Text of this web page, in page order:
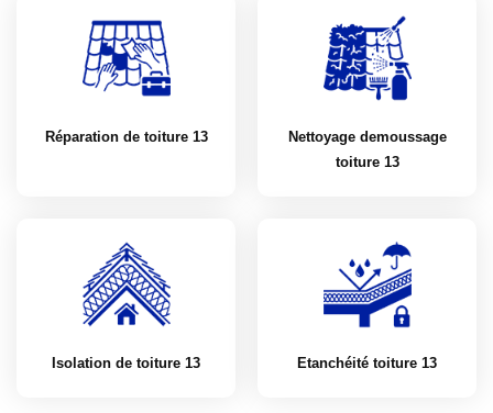
Réparation de toiture 13
Nettoyage demoussage
toiture 13
Isolation de toiture 13 Etanchéité toiture 13